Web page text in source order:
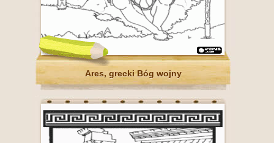
Ares, grecki Bóg wojny